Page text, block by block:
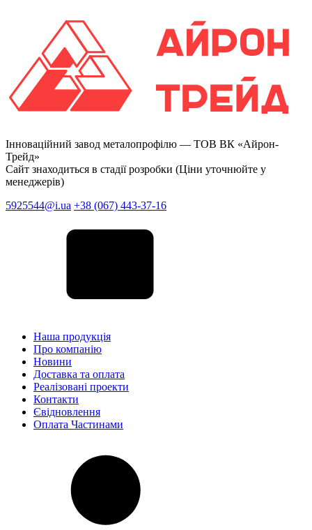
Інноваційний завод металопрофілю — ТОВ ВК «Айрон-
Трейд»
Сайт знаходиться в стадії розробки (Ціни уточнюйте у
менеджерів)
5925544@i.ua +38 (067) 443-37-16
Наша продукція
Про компанію
Новини
Доставка та оплата
Реалізовані проекти
Контакти
Євідновлення
Оплата Частинами